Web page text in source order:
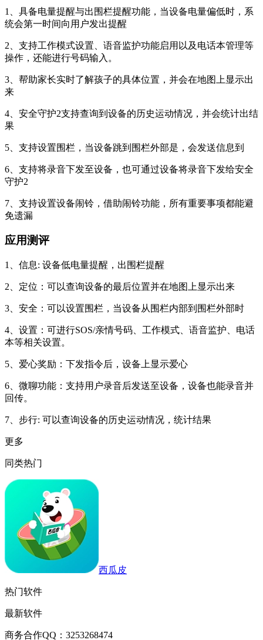
1、具备电量提醒与出围栏提醒功能，当设备电量偏低时，系
统会第一时间向用户发出提醒
2、支持工作模式设置、语音监护功能启用以及电话本管理等
操作，还能进行号码输入。
3、帮助家长实时了解孩子的具体位置，并会在地图上显示出
来
4、安全守护2支持查询到设备的历史运动情况，并会统计出结
果
5、支持设置围栏，当设备跳到围栏外部是，会发送信息到
6、支持将录音下发至设备，也可通过设备将录音下发给安全
守护2
7、支持设置设备闹铃，借助闹铃功能，所有重要事项都能避
免遗漏
应用测评
1、信息: 设备低电量提醒，出围栏提醒
2、定位：可以查询设备的最后位置并在地图上显示出来
3、安全：可以设置围栏，当设备从围栏内部到围栏外部时
4、设置：可进行SOS/亲情号码、工作模式、语音监护、电话
本等相关设置。
5、爱心奖励：下发指令后，设备上显示爱心
6、微聊功能：支持用户录音后发送至设备，设备也能录音并
回传。
7、步行: 可以查询设备的历史运动情况，统计结果
更多
同类热门
西瓜皮
热门软件
最新软件
商务合作QQ：3253268474